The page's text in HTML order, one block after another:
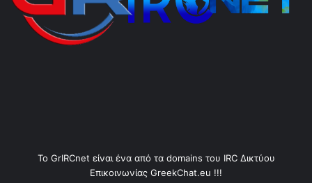
Το GrIRCnet είναι ένα από τα domains του IRC Δικτύου
Επικοινωνίας GreekChat.eu !!!